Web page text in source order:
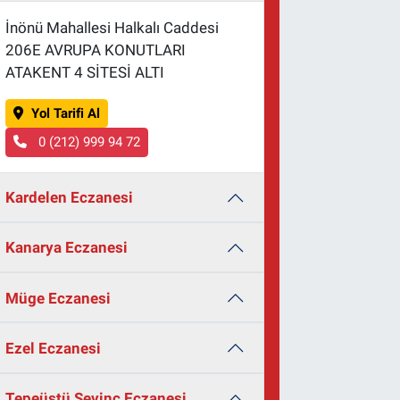
İnönü Mahallesi Halkalı Caddesi
206E AVRUPA KONUTLARI
ATAKENT 4 SİTESİ ALTI
Yol Tarifi Al
0 (212) 999 94 72
Kardelen Eczanesi
Kanarya Eczanesi
Müge Eczanesi
Ezel Eczanesi